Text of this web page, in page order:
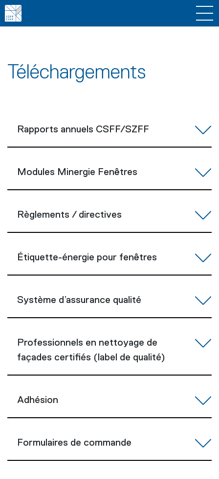
Téléchargements
Rapports annuels CSFF/SZFF
Modules Minergie Fenêtres
Règlements / directives
Étiquette-énergie pour fenêtres
Système d’assurance qualité
Professionnels en nettoyage de
façades certifiés (label de qualité)
Adhésion
Formulaires de commande